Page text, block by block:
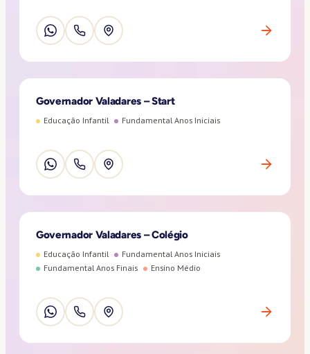
Governador Valadares – Start
Educação Infantil Fundamental Anos Iniciais
Governador Valadares – Colégio
Educação Infantil
Fundamental Anos Iniciais
Fundamental Anos Finais
Ensino Médio